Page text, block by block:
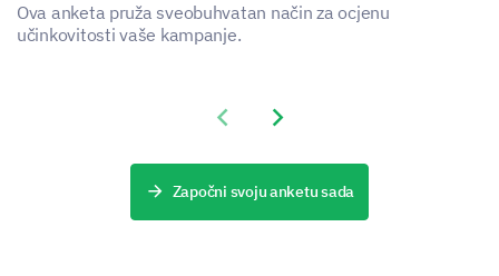
Gostoprimstvo
Ova anketa pruža sveobuhvatan način za ocjenu
učinkovitosti vaše kampanje.
Previous slide
Next slide
Započni svoju anketu sada